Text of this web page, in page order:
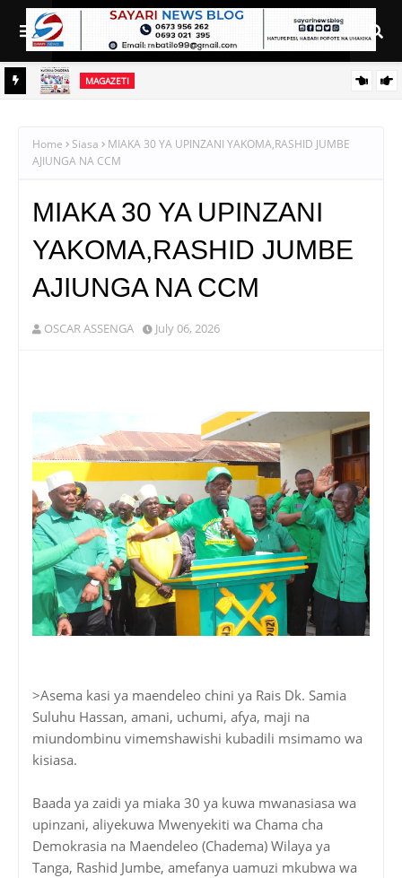
MAGAZETI
Home Siasa
MIAKA 30 YA UPINZANI YAKOMA,RASHID JUMBE
AJIUNGA NA CCM
MIAKA 30 YA UPINZANI
YAKOMA,RASHID JUMBE
AJIUNGA NA CCM
OSCAR ASSENGA July 06, 2026
>Asema kasi ya maendeleo chini ya Rais Dk. Samia
Suluhu Hassan, amani, uchumi, afya, maji na
miundombinu vimemshawishi kubadili msimamo wa
kisiasa.
Baada ya zaidi ya miaka 30 ya kuwa mwanasiasa wa
upinzani, aliyekuwa Mwenyekiti wa Chama cha
Demokrasia na Maendeleo (Chadema) Wilaya ya
Tanga, Rashid Jumbe, amefanya uamuzi mkubwa wa